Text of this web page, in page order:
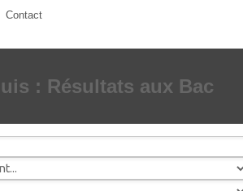
Contact
: Résultats aux Bac